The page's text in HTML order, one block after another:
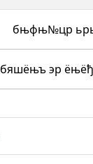
бњфњ№цр
бяшёњъ эр